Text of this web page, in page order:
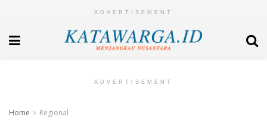
ADVERTISEMENT
ADVERTISEMENT
Home Regional